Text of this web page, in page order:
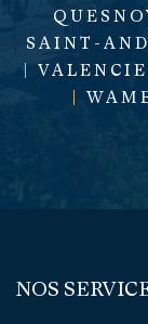
SAINT-
NOS